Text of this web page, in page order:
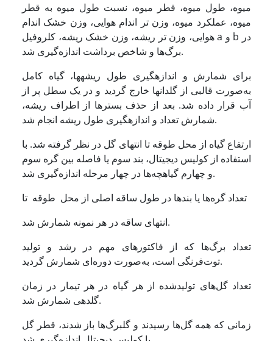
میوه، طول میوه، قطر میوه، نسبت طول میوه به قطر
میوه، عملکرد میوه، وزن تر اندام هوایی، وزن خشک اندام
هوایی، وزن تر ریشه، وزن خشک ریشه، کلروفیل a و b در
برگ‌ها و شاخص برداشت اندازه‌گیری شد.
برای شمارش و اندازه­گیری طول ریشه­ها، گیاه کامل
به‌صورت قالبی از گلدان­ها خارج گردید و در یک سطل پر از
آب قرار داده شد. بعد از حذف بسترها از اطراف ریشه،
شمارش تعداد و اندازه­گیری طول ریشه انجام شد.
ارتفاع گیاه از محل طوقه تا انتهای گل در نظر گرفته شد. با
استفاده از کولیس دیجیتال، بند سوم یا فاصله بین گره سوم
و چهارم گیاهچه‌ها در چهار مرحله اندازه‌گیری شد.
تعداد گره‌ها یا بندها در طول ساقه اصلی از محل طوقه تا
انتهای ساقه در هر نمونه شمارش شد.
تعداد برگ‌ها که از فاکتورهای مهم در رشد و تولید
توت‌فرنگی است، به‌صورت دوره‌ای شمارش گردید.
تعداد گل‌های تولیدشده از هر گیاه در هر تیمار در زمان
گلدهی شمارش شد.
زمانی که همه گل‌ها رسیدند و گلبرگ‌ها باز شدند، قطر گل